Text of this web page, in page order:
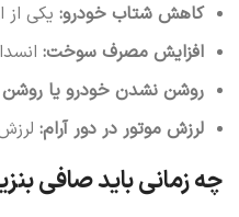
کاهش شتاب خودرو: یکی
افزایش مصرف سوخت:
روشن نشدن خودرو یا
لرزش موتور در دور آرام:
چه زمانی باید صافی